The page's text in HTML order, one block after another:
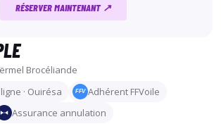
Brocéliande
· Ouirésa
FFV Adhérent FFVoile
Assurance annulation
RÉSERVER MAINTENANT ↗